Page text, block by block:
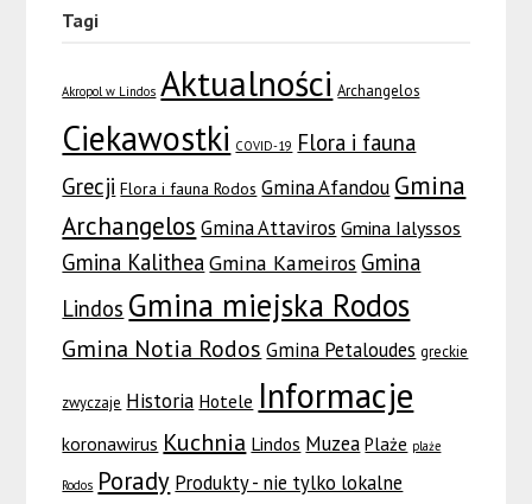
Tagi
Akropol w Lindos Aktualności Archangelos
Ciekawostki COVID-19 Flora i fauna
Grecji Flora i fauna Rodos Gmina Afandou Gmina
Archangelos Gmina Attaviros Gmina Ialyssos
Gmina KalitheaGmina Kameiros Gmina
Lindos Gmina miejska Rodos
Gmina Notia Rodos Gmina Petaloudes greckie
zwyczaje Historia Hotele Informacje
koronawirus Kuchnia Lindos Muzea Plaże plaże
Rodos Porady Produkty - nie tylko lokalne